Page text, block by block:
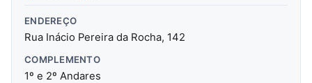
ENDEREÇO
Rua Inácio Pereira da Rocha, 142
COMPLEMENTO
1º e 2º Andares